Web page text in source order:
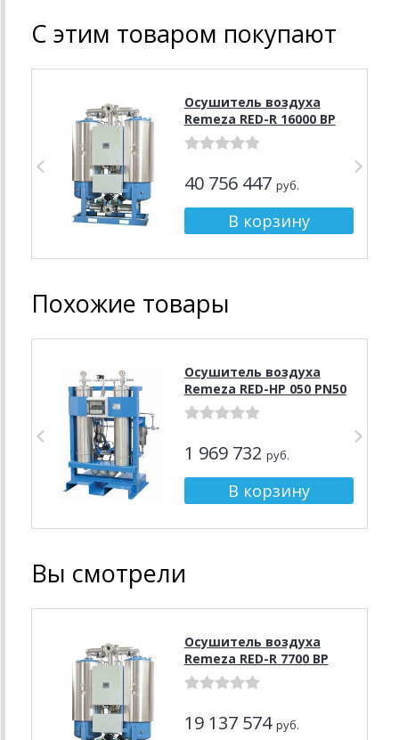
С этим товаром покупают
Осушитель воздуха
Remeza RED-R 16000 BP
40 756 447 руб.
Похожие товары
Осушитель воздуха
Remeza RED-HP 050 PN50
1 969 732 руб.
Вы смотрели
Осушитель воздуха
Remeza RED-R 7700 BP
19 137 574 руб.